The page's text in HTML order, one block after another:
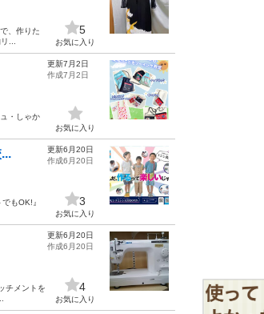
、作りた
...
5
お気に入り
・しゃか
更新7月2日
作成7月2日
お気に入り
もOK!』
更新6月20日
作成6月20日
3
お気に入り
チメントを
更新6月20日
作成6月20日
4
お気に入り